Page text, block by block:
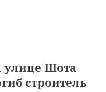
улице Шота
строитель